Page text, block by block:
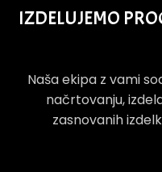
IZDELUJEMO
Naša ekipa z vami
načrtovanju,
zasnovanih